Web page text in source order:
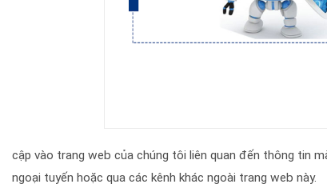
cập vào trang web của chúng tôi liên quan đến thông tin
ngoại tuyến hoặc qua các kênh khác ngoài trang web này.